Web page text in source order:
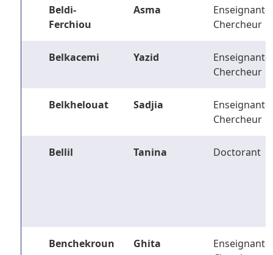
Beldi-
Ferchiou
Asma
Enseignant-
Chercheur
Belkacemi Yazid
Enseignant-
Chercheur
Belkhelouat Sadjia
Enseignant-
Chercheur
Bellil Tanina Doctorant
Benchekroun Ghita
Enseignant-